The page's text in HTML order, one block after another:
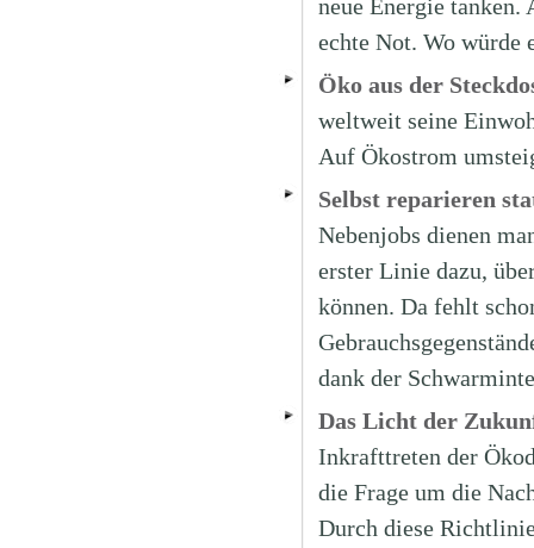
neue Energie tanken.
echte Not. Wo würde
Öko aus der
weltweit seine
Auf Ökostrom
Selbst reparieren
Nebenjobs dienen
erster Linie dazu,
können. Da fehlt
dank der
Das Licht der
Inkrafttreten der
die Frage um die
Durch diese